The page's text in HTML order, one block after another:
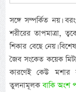
সঙ্গে সম্পর্কিত নয়।
শরীরের তাপমাত্রা,
শিকার বেছে নেয়।
জৈব সংকেত কয়েক
কারণেই কেউ মশার
তুলনামূলকবাকি অংশ